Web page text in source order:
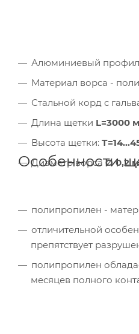
Алюминиевый
Материал ворса -
Стальной корд с
Длина щетки L=3000
Высота щетки:
Диаметр ворсаØ0,2
Особенности
полипропилен -
отличительной
препятствует
полипропилен
месяцев полного